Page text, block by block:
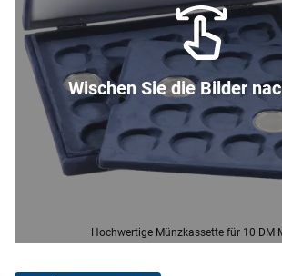
Hochwertige Münzkassette für 10 DM
Wischen Sie die Bilder